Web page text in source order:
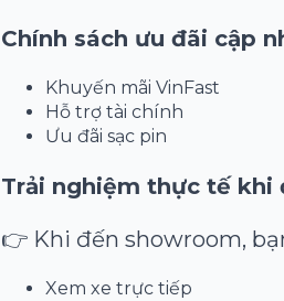
Chính sách ưu đãi cập
Khuyến mãi VinFast
Hỗ trợ tài chính
Ưu đãi sạc pin
Trải nghiệm thực tế khi
👉 Khi đến showroom,
Xem xe trực tiếp